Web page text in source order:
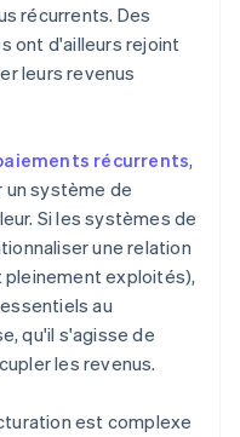
récurrents. Des
ont d'ailleurs rejoint
leurs revenus
récurrents,
système de
Si les systèmes de
une relation
exploités),
au
qu'il s'agisse de
les revenus.
est complexe